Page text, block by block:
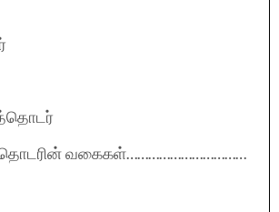
வகைகள்……………………………